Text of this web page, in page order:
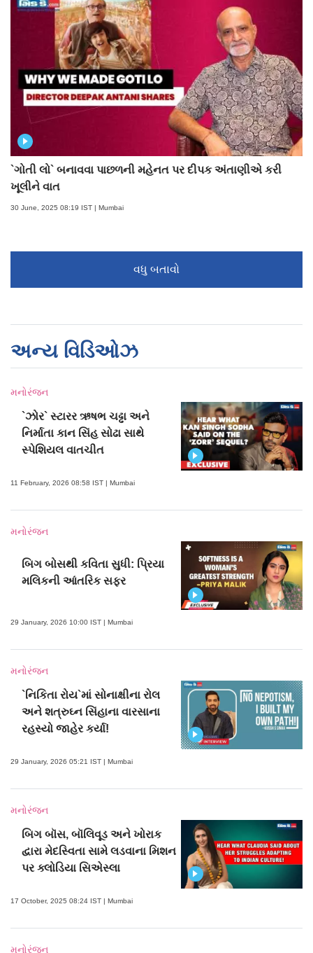
`ગોતી લો` બનાવવા પાછળની મહેનત પર દીપક અંતાણીએ કરી
ખૂલીને વાત
30 June, 2025 08:19 IST | Mumbai
વધુ બતાવો
અન્ય વિડિઓઝ
મનોરંજન
`ઝોર` સ્ટારર ઋષભ ચઢ્ઢા અને
નિર્માતા કાન સિંહ સોઢા સાથે
સ્પેશિયલ વાતચીત
11 February, 2026 08:58 IST | Mumbai
મનોરંજન
બિગ બોસથી કવિતા સુધી: પ્રિયા
મલિકની આંતરિક સફર
29 January, 2026 10:00 IST | Mumbai
મનોરંજન
`નિકિતા રોય`માં સોનાક્ષીના રોલ
અને શત્રુઘ્ન સિંહાના વારસાના
રહસ્યો જાહેર કર્યા!
29 January, 2026 05:21 IST | Mumbai
મનોરંજન
બિગ બૉસ, બૉલિવૂડ અને ખોરાક
દ્વારા મેદસ્વિતા સામે લડવાના મિશન
પર ક્લોડિયા સિએસ્લા
17 October, 2025 08:24 IST | Mumbai
મનોરંજન